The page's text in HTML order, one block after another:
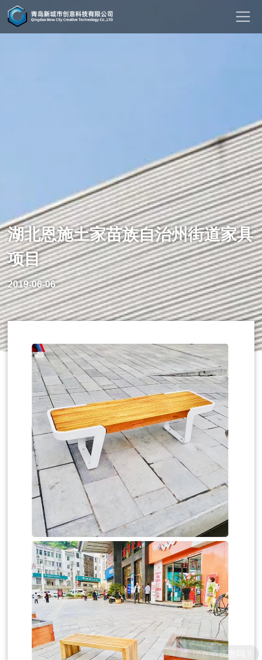
湖北恩施土家苗族自治州街道家具
项目
2019-06-06